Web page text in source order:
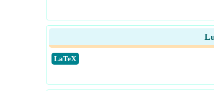
​LaTeX